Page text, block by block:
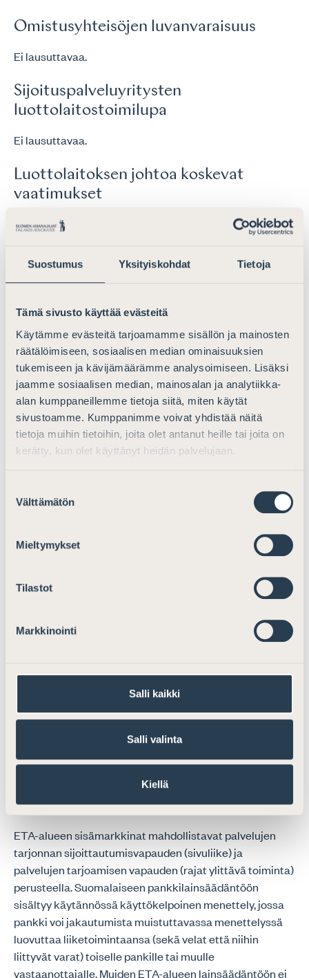
Suostumus Yksityiskohdat Tietoja
Tämä sivusto käyttää evästeitä
Käytämme evästeitä tarjoamamme sisällön ja mainosten
räätälöimiseen, sosiaalisen median ominaisuuksien
tukemiseen ja kävijämäärämme analysoimiseen. Lisäksi
jaamme sosiaalisen median, mainosalan ja analytiikka-
alan kumppaneillemme tietoja siitä, miten käytät
sivustoamme. Kumppanimme voivat yhdistää näitä
tietoja muihin tietoihin, joita olet antanut heille tai joita on
kerätty, kun olet käyttänyt heidän palvelujaan.
valinta
Välttämätön
Mieltymykset
Tilastot
Markkinointi
Salli kaikki
Salli valinta
Kiellä
Omistusyhteisöjen luvanvaraisuus
Ei lausuttavaa.
Sijoituspalveluyritysten
luottolaitostoimilupa
Ei lausuttavaa.
Luottolaitoksen johtoa koskevat
vaatimukset
Ei lausuttavaa.
Kestävyyteen liittyvät uudet
säännökset
Ei lausuttavaa.
Luottolaitosten valvonta
Ei lausuttavaa.
EU:n vakavaraisuusasetukseen
perustuvan kansallisen liikkumavaran
käyttäminen (artikla 465)
Lisäpääomavaatimukset
Ei lausuttavaa.
uhkasakko
sivuliikkeet
Ei lausuttavaa.
Muut huomiot
ETA-alueen sisämarkkinat mahdollistavat palvelujen
tarjonnan sijoittautumisvapauden (sivuliike) ja
palvelujen tarjoamisen vapauden (rajat ylittävä toiminta)
perusteella. Suomalaiseen pankkilainsäädäntöön
sisältyy käytännössä käyttökelpoinen menettely, jossa
pankki voi jakautumista muistuttavassa menettelyssä
luovuttaa liiketoimintaansa (sekä velat että niihin
liittyvät varat) toiselle pankille tai muulle
vastaanottajalle. Muiden ETA-alueen lainsäädäntöön ei